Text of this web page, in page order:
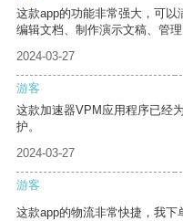
这款app的功能非常强大，可
编辑文档、制作演示文稿、管理
2024-03-27
游客
这款加速器VPM应用程序已经
护。
2024-03-27
游客
这款app的物流非常快捷，我下